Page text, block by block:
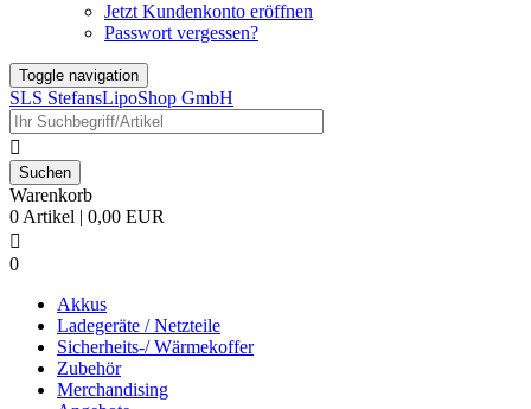
Jetzt Kundenkonto eröffnen
Passwort vergessen?
Toggle navigation
SLS StefansLipoShop GmbH

Warenkorb
0 Artikel | 0,00 EUR

0
Akkus
Ladegeräte / Netzteile
Sicherheits-/ Wärmekoffer
Zubehör
Merchandising